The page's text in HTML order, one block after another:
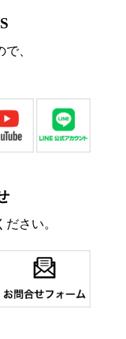
、
さい。